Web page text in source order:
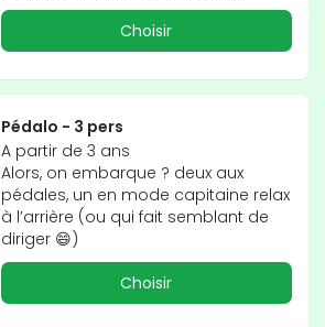
Choisir
Pédalo - 3 pers
A partir de 3 ans
Alors, on embarque ? deux aux
pédales, un en mode capitaine relax
à l’arrière (ou qui fait semblant de
diriger 😄)
Choisir